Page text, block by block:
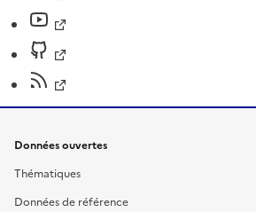
Données ouvertes
Thématiques
Données de référence